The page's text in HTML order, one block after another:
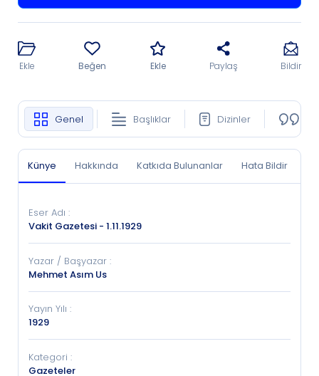
Ekle Beğen Ekle Paylaş Bildir
Genel Başlıklar Dizinler
Künye Hakkında Katkıda Bulunanlar Hata Bildir
Eser Adı :
Vakit Gazetesi - 1.11.1929
Yazar / Başyazar :
Mehmet Asım Us
Yayın Yılı :
1929
Kategori :
Gazeteler